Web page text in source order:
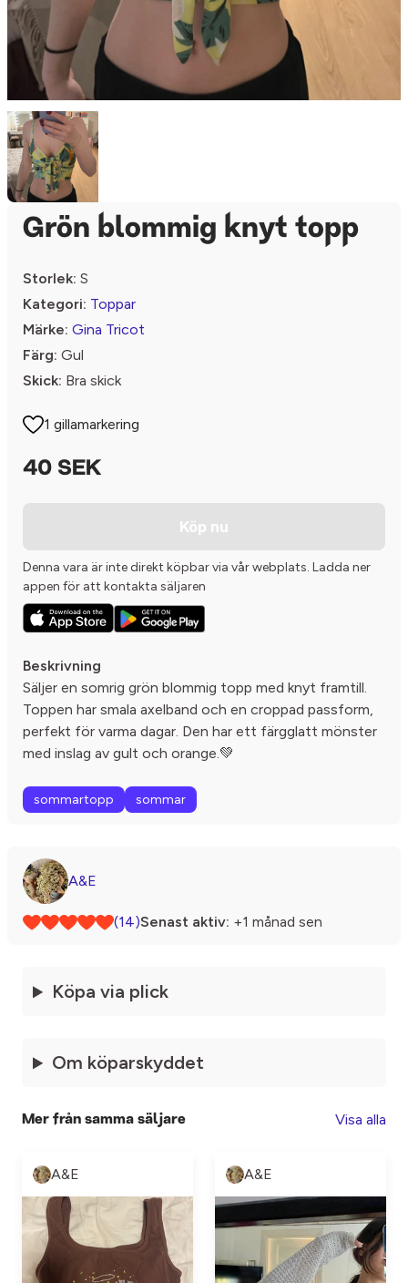
Grön blommig knyt topp
Storlek: S
Kategori: Toppar
Märke: Gina Tricot
Färg: Gul
Skick: Bra skick
1 gillamarkering
40 SEK
Köp nu
Denna vara är inte direkt köpbar via vår webplats. Ladda ner
appen för att kontakta säljaren
Beskrivning
Säljer en somrig grön blommig topp med knyt framtill.
Toppen har smala axelband och en croppad passform,
perfekt för varma dagar. Den har ett färgglatt mönster
med inslag av gult och orange.💚
sommartopp sommar
A&E
(14)Senast aktiv: +1 månad sen
Köpa via plick
Om köparskyddet
Mer från samma säljare Visa alla
A&E A&E